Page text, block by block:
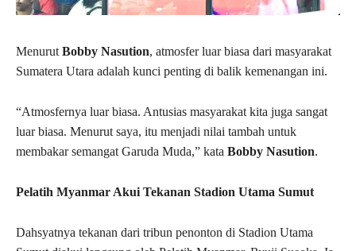
Menurut Bobby Nasution, atmosfer luar biasa dari masyarakat
Sumatera Utara adalah kunci penting di balik kemenangan ini.
“Atmosfernya luar biasa. Antusias masyarakat kita juga sangat
luar biasa. Menurut saya, itu menjadi nilai tambah untuk
membakar semangat Garuda Muda,” kata Bobby Nasution.
Pelatih Myanmar Akui Tekanan Stadion Utama Sumut
Dahsyatnya tekanan dari tribun penonton di Stadion Utama